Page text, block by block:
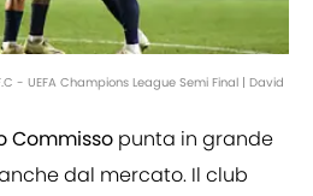
- UEFA Champions League Semi Final | David
Commisso punta in grande
dal mercato. Il club